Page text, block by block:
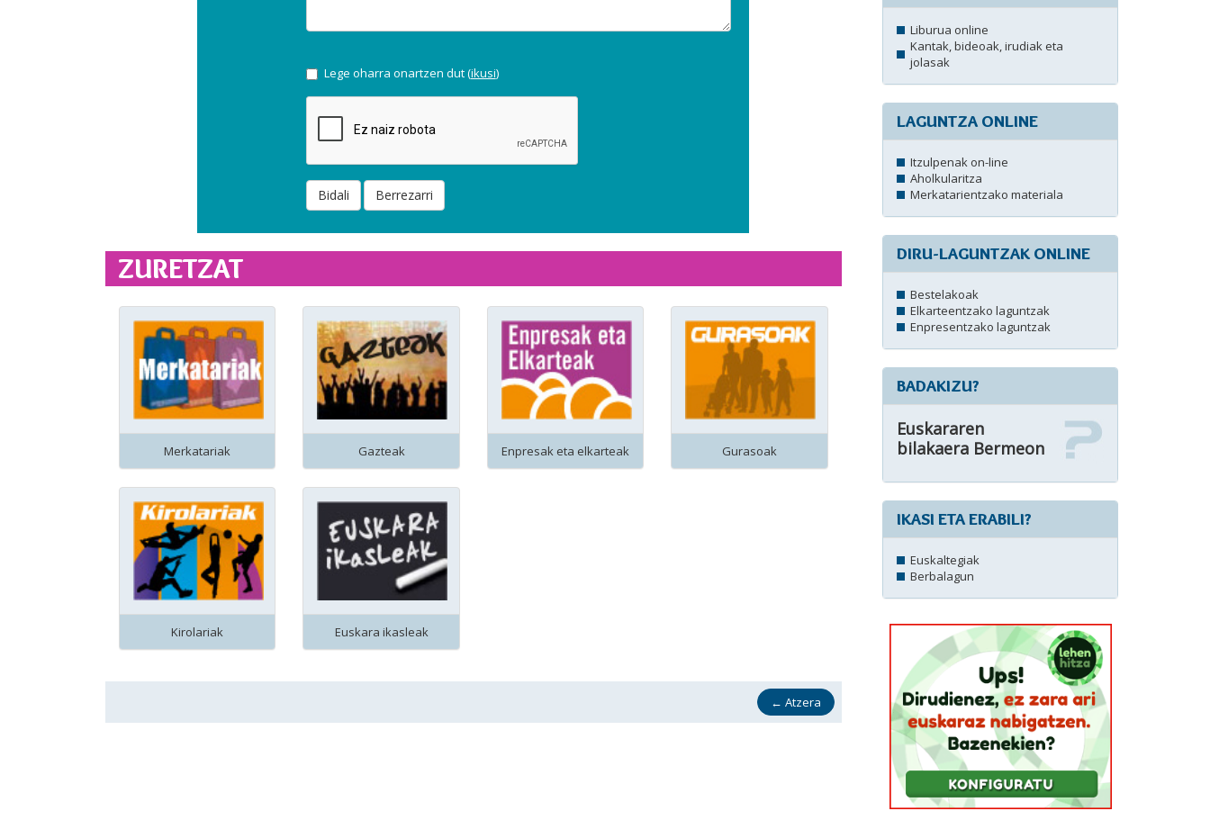
Lege oharra onartzen dut (ikusi)
Bidali Berrezarri
ZURETZAT
Merkatariak Gazteak Enpresak eta elkarteak Gurasoak
Kirolariak Euskara ikasleak
← Atzera
Liburua online
Kantak, bideoak, irudiak eta
jolasak
LAGUNTZA ONLINE
Itzulpenak on-line
Aholkularitza
Merkatarientzako materiala
DIRU-LAGUNTZAK ONLINE
Bestelakoak
Elkarteentzako laguntzak
Enpresentzako laguntzak
BADAKIZU?
Euskararen
bilakaera Bermeon
IKASI ETA ERABILI?
Euskaltegiak
Berbalagun